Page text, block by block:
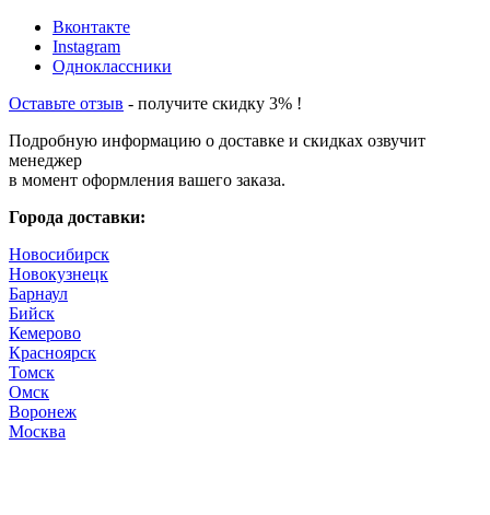
Вконтакте
Instagram
Одноклассники
Оставьте отзыв - получите скидку 3% !
Подробную информацию о доставке и скидках озвучит
менеджер
в момент оформления вашего заказа.
Города доставки:
Новосибирск
Новокузнецк
Барнаул
Бийск
Кемерово
Красноярск
Томск
Омск
Воронеж
Москва